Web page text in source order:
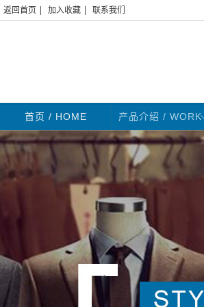
返回首页 加入收藏 联系我们
首页 / HOME 产品介绍 / WORK